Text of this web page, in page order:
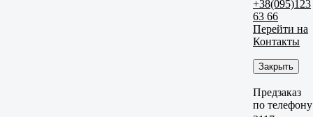
+38(095)123
63 66
Перейти на
Контакты
Закрыть
Предзаказ
по телефону